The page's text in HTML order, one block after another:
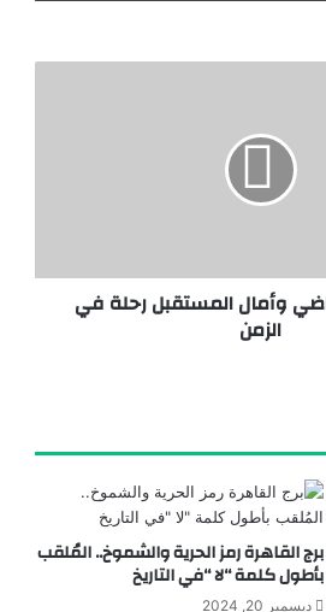
المصرية
وأمال المستقبل رحلة في
الزمن
برج القاهرة رمز الحرية والشموخ.. المُلقب
بأطول كلمة “لا “في التاريخ
ديسمبر 20, 2024